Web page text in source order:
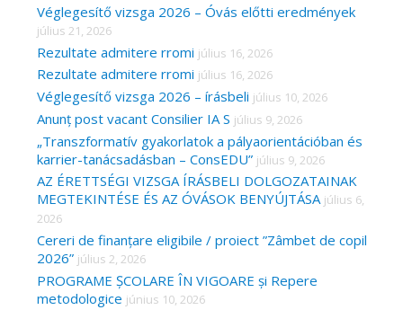
r
:
Véglegesítő vizsga 2026 – Óvás előtti eredmények
július 21, 2026
Rezultate admitere rromi július 16, 2026
Rezultate admitere rromi július 16, 2026
Véglegesítő vizsga 2026 – írásbeli július 10, 2026
Anunț post vacant Consilier IA S július 9, 2026
„Transzformatív gyakorlatok a pályaorientációban és
karrier-tanácsadásban – ConsEDU” július 9, 2026
AZ ÉRETTSÉGI VIZSGA ÍRÁSBELI DOLGOZATAINAK
MEGTEKINTÉSE ÉS AZ ÓVÁSOK BENYÚJTÁSA július 6,
2026
Cereri de finanțare eligibile / proiect ”Zâmbet de copil
2026” július 2, 2026
PROGRAME ȘCOLARE ÎN VIGOARE și Repere
metodologice június 10, 2026